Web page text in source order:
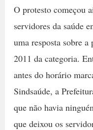
O protesto começou
servidores da saúde
uma resposta sobre a
2011 da categoria.
antes do horário
Sindsaúde, a
que não havia
que deixou os